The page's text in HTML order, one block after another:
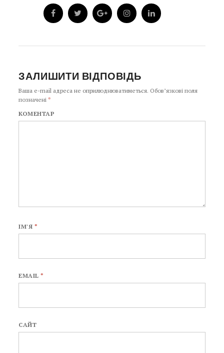
ЗАЛИШИТИ ВІДПОВІДЬ
Ваша e-mail адреса не оприлюднюватиметься. Обов’язкові поля
позначені*
КОМЕНТАР
ІМ'Я *
EMAIL*
САЙТ